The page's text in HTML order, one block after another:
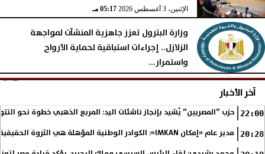
الإثنين، 3 أغسطس 2026 05:17 مـ
وزارة البترول تعزز جاهزية المنشآت لمواجهة
الزلازل.. إجراءات استباقية لحماية الأرواح
واستمرار...
الإثنين، 3 أغسطس 2026 05:16 مـ
آخر الأخبار
22:00 حزب ”المصريين” يُشيد بإنجاز ناشئات اليد: المربع الذهبي خطوة نحو
20:28 مدير عام «إمكان IMKAN»: الكوادر الوطنية المؤهلة هي الثروة الحقيقية لمستقبل التنمية في مصر